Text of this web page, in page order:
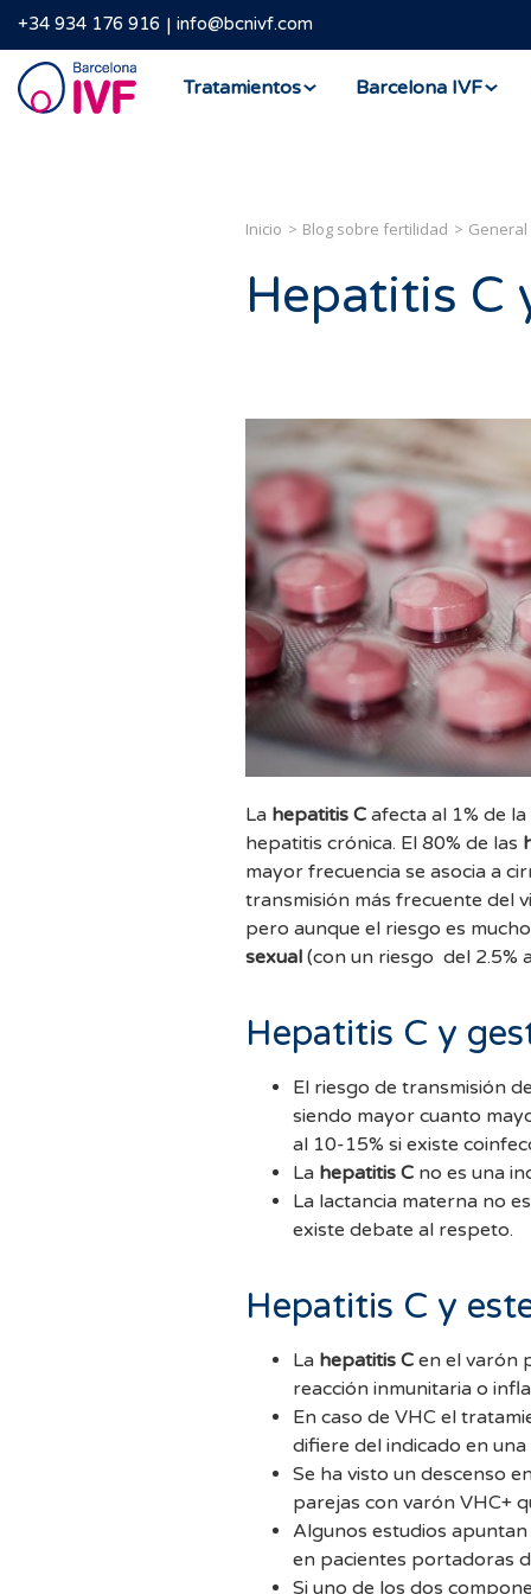
+34 934 176 916 info@bcnivf.com
Barcelona
IVF
Tratamientos Barcelona IVF
Inicio Blog sobre fertilidad General
Hepatitis C
La hepatitis C afecta al 1% de
hepatitis crónica. El 80% de las
mayor frecuencia se asocia a
transmisión más frecuente del
pero aunque el riesgo es
sexual (con un riesgo del 2.5%
Hepatitis C y
El riesgo de transmisión
siendo mayor cuanto
al 10-15% si existe
La hepatitis C no es una
La lactancia materna no
existe debate al respeto.
Hepatitis C y
La hepatitis C en el varón
reacción inmunitaria o
En caso de VHC el
difiere del indicado en
Se ha visto un descenso
parejas con varón VHC+
Algunos estudios
en pacientes portadoras
Si uno de los dos